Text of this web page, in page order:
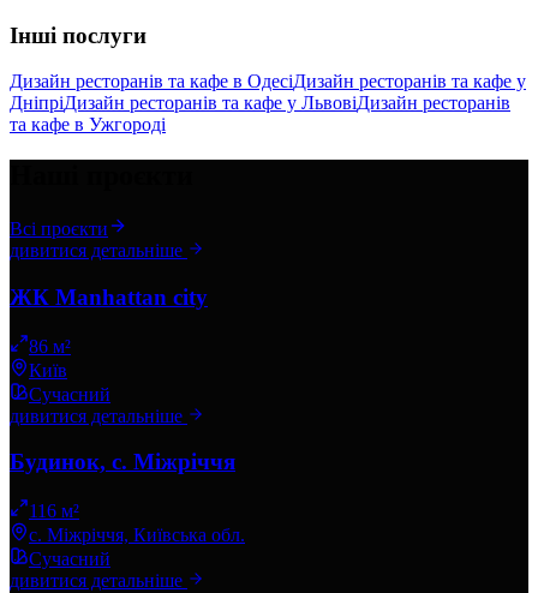
Інші послуги
Дизайн ресторанів та кафе в ОдесіДизайн ресторанів та кафе у
ДніпріДизайн ресторанів та кафе у ЛьвовіДизайн ресторанів
та кафе в Ужгороді
Всі проєкти
дивитися детальніше
ЖК Manhattan city
86 м²
Київ
Сучасний
дивитися детальніше
Будинок, с. Міжріччя
116 м²
с. Міжріччя, Київська обл.
Сучасний
дивитися детальніше